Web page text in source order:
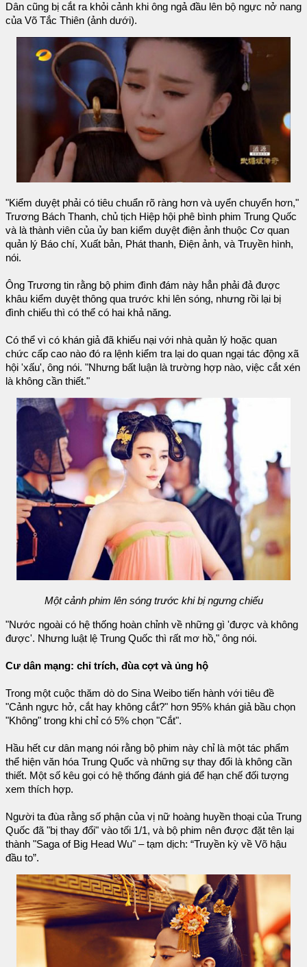
Dân cũng bị cắt ra khỏi cảnh khi ông ngả đầu lên bộ ngực nở nang
của Võ Tắc Thiên (ảnh dưới).
"Kiểm duyệt phải có tiêu chuẩn rõ ràng hơn và uyển chuyển hơn,"
Trương Bách Thanh, chủ tịch Hiệp hội phê bình phim Trung Quốc
và là thành viên của ủy ban kiểm duyệt điện ảnh thuộc Cơ quan
quản lý Báo chí, Xuất bản, Phát thanh, Điện ảnh, và Truyền hình,
nói.
Ông Trương tin rằng bộ phim đình đám này hẳn phải đả được
khâu kiểm duyệt thông qua trước khi lên sóng, nhưng rồi lại bị
đình chiếu thì có thể có hai khả năng.
Có thể vì có khán giả đã khiếu nại với nhà quản lý hoặc quan
chức cấp cao nào đó ra lệnh kiểm tra lại do quan ngại tác động xã
hội 'xấu', ông nói. "Nhưng bất luận là trường hợp nào, việc cắt xén
là không cần thiết."
Một cảnh phim lên sóng trước khi bị ngưng chiếu
"Nước ngoài có hệ thống hoàn chỉnh về những gì 'được và không
được'. Nhưng luật lệ Trung Quốc thì rất mơ hồ," ông nói.
Cư dân mạng: chỉ trích, đùa cợt và ủng hộ
Trong một cuộc thăm dò do Sina Weibo tiến hành với tiêu đề
"Cảnh ngực hở, cắt hay không cắt?" hơn 95% khán giả bầu chọn
"Không" trong khi chỉ có 5% chọn "Cắt".
Hầu hết cư dân mạng nói rằng bộ phim này chỉ là một tác phẩm
thể hiện văn hóa Trung Quốc và những sự thay đổi là không cần
thiết. Một số kêu gọi có hệ thống đánh giá để hạn chế đối tượng
xem thích hợp.
Người ta đùa rằng số phận của vị nữ hoàng huyền thoại của Trung
Quốc đã "bị thay đổi" vào tối 1/1, và bộ phim nên được đặt tên lại
thành "Saga of Big Head Wu" – tạm dịch: “Truyền kỳ về Võ hậu
đầu to”.